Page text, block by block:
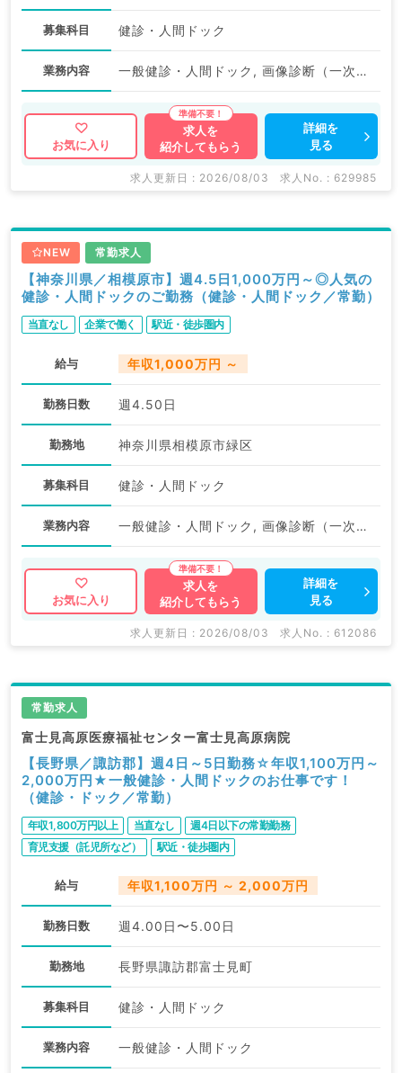
募集科目 健診・人間ドック
業務内容 一般健診・人間ドック, 画像診断（一次読影）, 画像診断（二次読影）, 産業医
お気に入り
求人を
紹介してもらう
詳細を
見る
求人更新日 : 2026/08/03 求人No. : 629985
NEW 常勤求人
【神奈川県／相模原市】週4.5日1,000万円～◎人気の
健診・人間ドックのご勤務（健診・人間ドック／常勤）
当直なし 企業で働く 駅近・徒歩圏内
給与 年収1,000万円 ～
勤務日数 週4.50日
勤務地 神奈川県相模原市緑区
募集科目 健診・人間ドック
業務内容 一般健診・人間ドック, 画像診断（一次読影）, 産業医
お気に入り
求人を
紹介してもらう
詳細を
見る
求人更新日 : 2026/08/03 求人No. : 612086
常勤求人
富士見高原医療福祉センター富士見高原病院
【長野県／諏訪郡】週4日～5日勤務☆年収1,100万円～
2,000万円★一般健診・人間ドックのお仕事です！
（健診・ドック／常勤）
年収1,800万円以上 当直なし
週4日以下の常勤勤務
育児支援（託児所など）
駅近・徒歩圏内
給与 年収1,100万円 ～ 2,000万円
勤務日数 週4.00日〜5.00日
勤務地 長野県諏訪郡富士見町
募集科目 健診・人間ドック
業務内容 一般健診・人間ドック